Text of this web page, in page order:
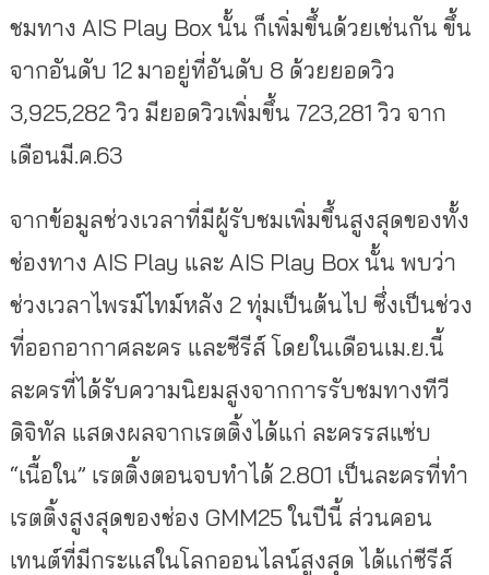
ชมทาง AIS Play Box นั้น ก็เพิ่มขึ้นด้วยเช่นกัน ขึ้น
จากอันดับ 12 มาอยู่ที่อันดับ 8 ด้วยยอดวิว
3,925,282 วิว มียอดวิวเพิ่มขึ้น 723,281 วิว จาก
เดือนมี.ค.63
จากข้อมูลช่วงเวลาที่มีผู้รับชมเพิ่มขึ้นสูงสุดของทั้ง
ช่องทาง AIS Play และ AIS Play Box นั้น พบว่า
ช่วงเวลาไพรม์ไทม์หลัง 2 ทุ่มเป็นต้นไป ซึ่งเป็นช่วง
ที่ออกอากาศละคร และซีรีส์ โดยในเดือนเม.ย.นี้
ละครที่ได้รับความนิยมสูงจากการรับชมทางทีวี
ดิจิทัล แสดงผลจากเรตติ้งได้แก่ ละครรสแซ่บ
“เนื้อใน” เรตติ้งตอนจบทำได้ 2.801 เป็นละครที่ทำ
เรตติ้งสูงสุดของช่อง GMM25 ในปีนี้ ส่วนคอน
เทนต์ที่มีกระแสในโลกออนไลน์สูงสุด ได้แก่ซีรีส์